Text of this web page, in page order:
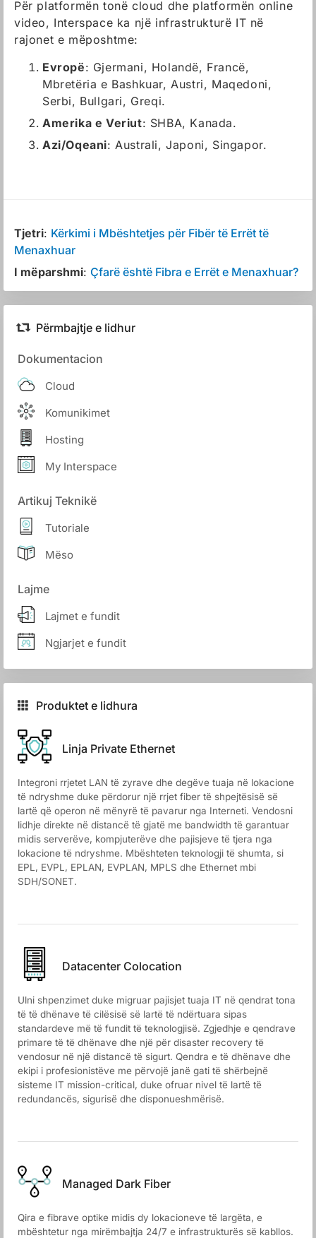
Për platformën tonë cloud dhe platformën online
video, Interspace ka një infrastrukturë IT në
rajonet e mëposhtme:
Evropë: Gjermani, Holandë, Francë,
Mbretëria e Bashkuar, Austri, Maqedoni,
Serbi, Bullgari, Greqi.
Amerika e Veriut: SHBA, Kanada.
Azi/Oqeani: Australi, Japoni, Singapor.
Tjetri: Kërkimi i Mbështetjes për Fibër të Errët të
Menaxhuar
I mëparshmi: Çfarë është Fibra e Errët e Menaxhuar?
Përmbajtje e lidhur
Dokumentacion
Cloud
Komunikimet
Hosting
My Interspace
Artikuj Teknikë
Tutoriale
Mëso
Lajme
Lajmet e fundit
Ngjarjet e fundit
Produktet e lidhura
Linja Private Ethernet
Integroni rrjetet LAN të zyrave dhe degëve tuaja në lokacione
të ndryshme duke përdorur një rrjet fiber të shpejtësisë së
lartë që operon në mënyrë të pavarur nga Interneti. Vendosni
lidhje direkte në distancë të gjatë me bandwidth të garantuar
midis serverëve, kompjuterëve dhe pajisjeve të tjera nga
lokacione të ndryshme. Mbështeten teknologji të shumta, si
EPL, EVPL, EPLAN, EVPLAN, MPLS dhe Ethernet mbi
SDH/SONET.
Datacenter Colocation
Ulni shpenzimet duke migruar pajisjet tuaja IT në qendrat tona
të të dhënave të cilësisë së lartë të ndërtuara sipas
standardeve më të fundit të teknologjisë. Zgjedhje e qendrave
primare të të dhënave dhe një për disaster recovery të
vendosur në një distancë të sigurt. Qendra e të dhënave dhe
ekipi i profesionistëve me përvojë janë gati të shërbejnë
sisteme IT mission-critical, duke ofruar nivel të lartë të
redundancës, sigurisë dhe disponueshmërisë.
Managed Dark Fiber
Qira e fibrave optike midis dy lokacioneve të largëta, e
mbështetur nga mirëmbajtja 24/7 e infrastrukturës së kabllos.